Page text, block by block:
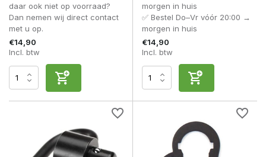
daar ook niet op voorraad?
Dan nemen wij direct contact
met u op.
€14,90
Incl. btw
morgen in huis
✅ Bestel Do–Vr vóór 20:00 →
morgen in huis
€14,90
Incl. btw